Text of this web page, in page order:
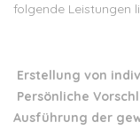
folgende Leistungen
Erstellung von
Persönliche
Ausführung der